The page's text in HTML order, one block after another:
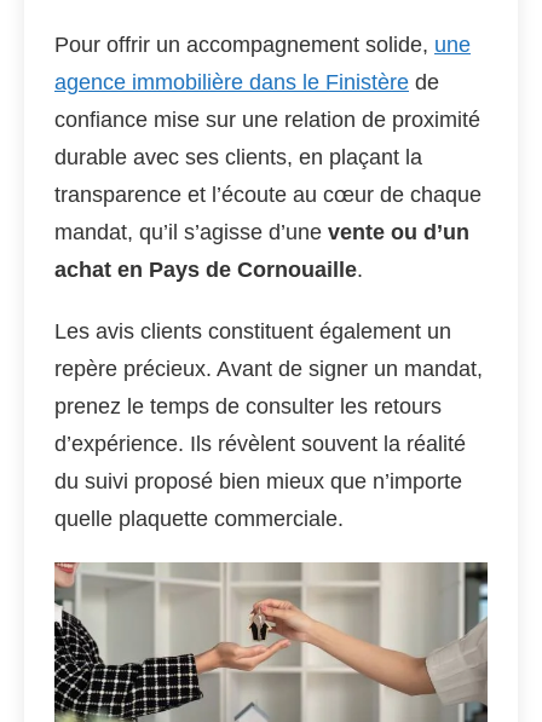
Pour offrir un accompagnement solide, une
agence immobilière dans le Finistère de
confiance mise sur une relation de proximité
durable avec ses clients, en plaçant la
transparence et l’écoute au cœur de chaque
mandat, qu’il s’agisse d’une vente ou d’un
achat en Pays de Cornouaille.
Les avis clients constituent également un
repère précieux. Avant de signer un mandat,
prenez le temps de consulter les retours
d’expérience. Ils révèlent souvent la réalité
du suivi proposé bien mieux que n’importe
quelle plaquette commerciale.